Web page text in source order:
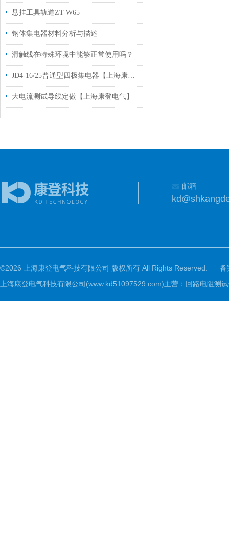
悬挂工具轨道ZT-W65
钢体集电器材料分析与描述
滑触线在特殊环境中能够正常使用吗？
JD4-16/25普通型四极集电器【上海康登电气科技有限公司】
大电流测试导线定做【上海康登电气】
邮箱
©2026 上海康登电气科技有限公司 版权所有 All Rights Reserved.
备
上海康登电气科技有限公司(www.kd51097529.com)主营：回路电阻